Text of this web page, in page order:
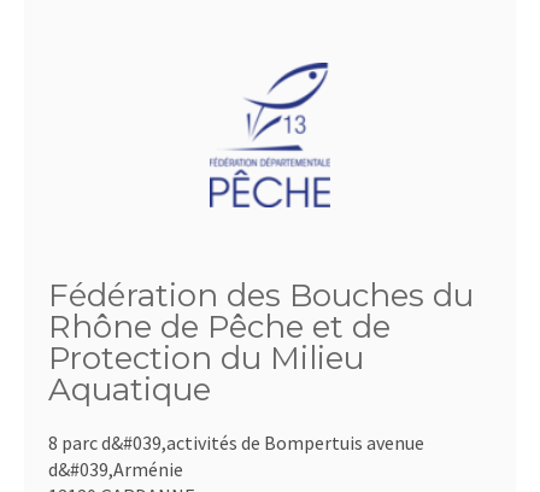
Fédération des Bouches du
Rhône de Pêche et de
Protection du Milieu
Aquatique
8 parc d&#039,activités de Bompertuis avenue
d&#039,Arménie